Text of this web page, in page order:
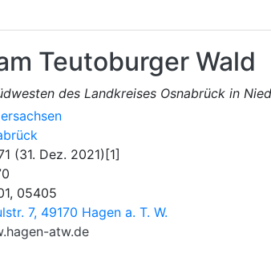
Teutoburger Wald
des Landkreises Osnabrück in
(31. Dez. 2021)[1]
05405
7, 49170 Hagen a. T. W.
atw.de